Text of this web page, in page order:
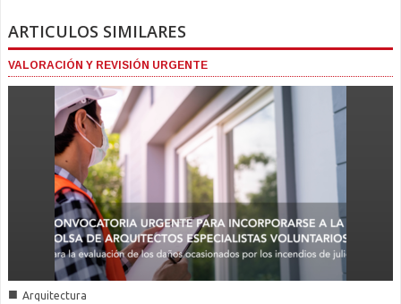
ARTICULOS SIMILARES
VALORACIÓN Y REVISIÓN URGENTE
■ Arquitectura